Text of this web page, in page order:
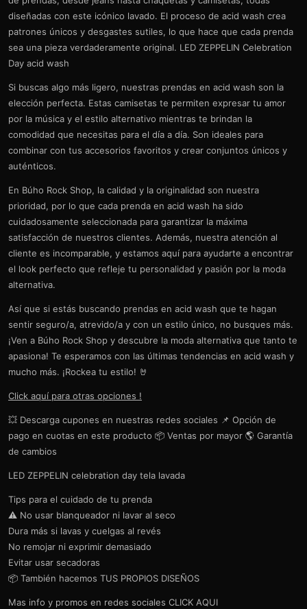
diseñadas con este icónico lavado. El proceso de acid wash crea
patrones únicos y desgastes sutiles, lo que hace que cada prenda
sea una pieza verdaderamente original. LED ZEPPELIN Celebration
Day acid wash
Si buscas algo más ligero, nuestras prendas en acid wash son la
elección perfecta. Estas camisetas te permiten expresar tu amor
por la música y el estilo alternativo mientras te brindan la
comodidad que necesitas para el día a día. Son ideales para
combinar con tus accesorios favoritos y crear conjuntos únicos y
auténticos.
En Búho Rock Shop, la calidad y la originalidad son nuestra
prioridad, por lo que cada prenda en acid wash ha sido
cuidadosamente seleccionada para garantizar la máxima
satisfacción de nuestros clientes. Además, nuestra atención al
cliente es incomparable, y estamos aquí para ayudarte a encontrar
el look perfecto que refleje tu personalidad y pasión por la moda
alternativa.
Así que si estás buscando prendas en acid wash que te hagan
sentir seguro/a, atrevido/a y con un estilo único, no busques más.
¡Ven a Búho Rock Shop y descubre la moda alternativa que tanto te
apasiona! Te esperamos con las últimas tendencias en acid wash y
mucho más. ¡Rockea tu estilo! 🤘
Click aquí para otras opciones !
💥 Descarga cupones en nuestras redes sociales 📌 Opción de
pago en cuotas en este producto 📦 Ventas por mayor 🌎 Garantía
de cambios
LED ZEPPELIN celebration day tela lavada
Tips para el cuidado de tu prenda
⚠️ No usar blanqueador ni lavar al seco
Dura más si lavas y cuelgas al revés
No remojar ni exprimir demasiado
Evitar usar secadoras
📦 También hacemos TUS PROPIOS DISEÑOS
Mas info y promos en redes sociales CLICK AQUI